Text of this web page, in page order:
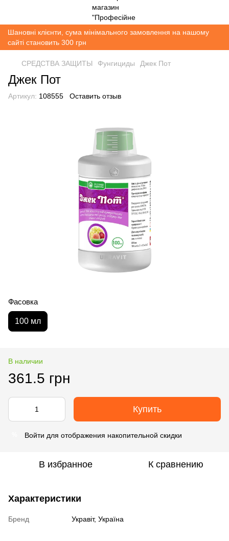
Шановні клієнти, сума мінімального замовлення на нашому
сайті становить 300 грн
СРЕДСТВА ЗАЩИТЫ Фунгициды Джек Пот
Джек Пот
Артикул: 108555 Оставить отзыв
Фасовка
100 мл
В наличии
361.5 грн
Купить
Войти для отображения накопительной скидки
В избранное К сравнению
Характеристики
Бренд Укравіт, Україна